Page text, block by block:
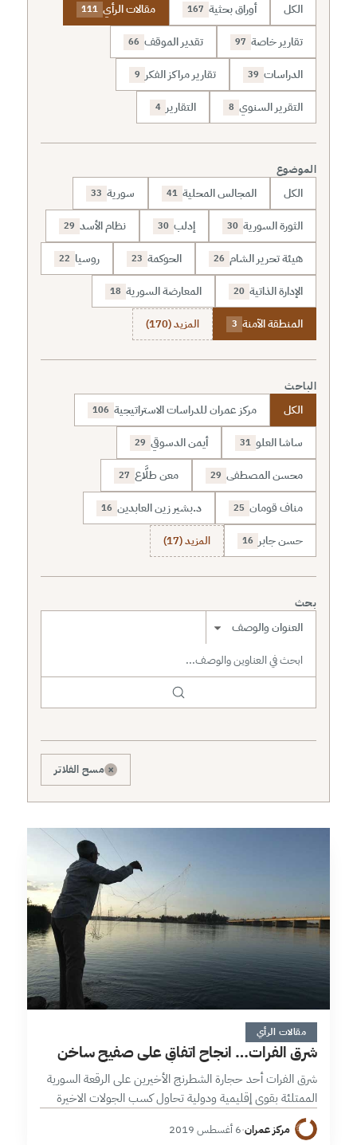
الكل أوراق بحثية 167 مقالات الرأي 111
تقارير خاصة 97 تقدير الموقف 66
الدراسات 39 تقارير مراكز الفكر 9
التقرير السنوي 8 التقارير 4
الموضوع
الكل المجالس المحلية 41 سورية 33
الثورة السورية 30 إدلب 30 نظام الأسد 29
هيئة تحرير الشام 26 الحوكمة 23 روسيا 22
الإدارة الذاتية 20 المعارضة السورية 18
المنطقة الآمنة 3 المزيد (170)
الباحث
الكل مركز عمران للدراسات الاستراتيجية 106
ساشا العلو 31 أيمن الدسوقي 29
محسن المصطفى 29 معن طلَّاع 27
مناف قومان 25 د.بشير زين العابدين 16
حسن جابر 16 المزيد (17)
بحث
نطاق البحث
× مسح الفلاتر
8 دقائق
مقالات الرأي
شرق الفرات… انجاح اتفاقٍ على صفيحٍ ساخن
شرق الفرات أحد حجارة الشطرنج الأخيرين على الرقعة السورية
الممتلئة بقوى إقليمية ودولية تحاول كسب الجولات الاخيرة
من النزال، لربما لا تكون مغالاة إذا ما قلنا إن سياسة القوة
الثانية…مركز عمران·6 أغسطس 2019